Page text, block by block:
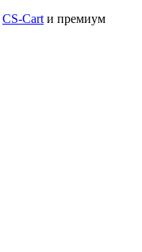
CS-Cart и премиум